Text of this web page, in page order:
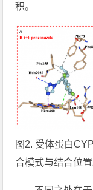
积。
图2. 受体蛋白
合模式与结合位置